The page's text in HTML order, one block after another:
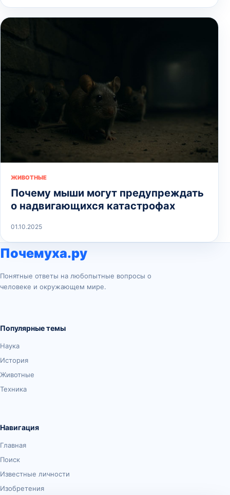
ЖИВОТНЫЕ
Почему мыши могут предупреждать
о надвигающихся катастрофах
01.10.2025
Почемуха.ру
Понятные ответы на любопытные вопросы о
человеке и окружающем мире.
Популярные темы
Наука
История
Животные
Техника
Навигация
Главная
Поиск
Известные личности
Изобретения